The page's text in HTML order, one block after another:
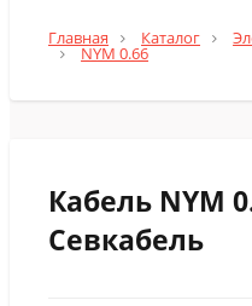
Главная Каталог
NYM 0.66
Кабель NYM
Севкабель